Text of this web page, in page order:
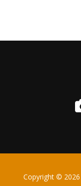
Copyright ©